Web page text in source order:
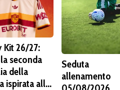
Kit 26/27:
seconda
della
ispirata alla
Seduta
allenamento